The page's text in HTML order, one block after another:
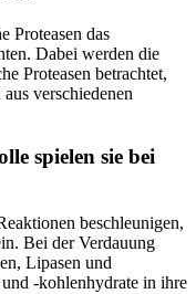
Proteasen das
Dabei werden die
Proteasen betrachtet,
verschiedenen
spielen sie bei
beschleunigen,
Bei der Verdauung
Lipasen und
-kohlenhydrate in ihre